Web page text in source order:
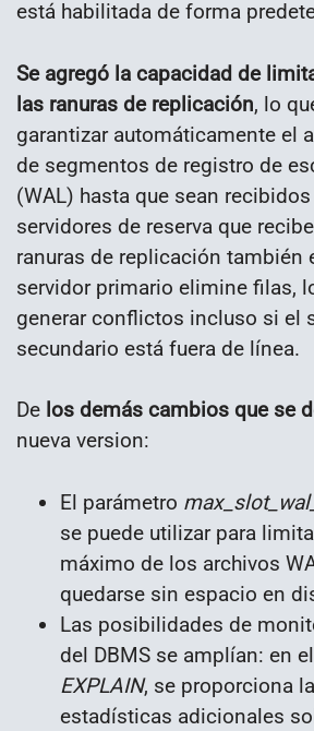
está habilitada de forma
Se agregó la capacidad de
las ranuras de replicación, lo
garantizar automáticamente el
de segmentos de registro de
(WAL) hasta que sean
servidores de reserva que
ranuras de replicación también
servidor primario elimine filas,
generar conflictos incluso si el
secundario está fuera de línea.
De los demás cambios que se
nueva version:
El parámetro
se puede utilizar para
máximo de los archivos
quedarse sin espacio en
Las posibilidades de
del DBMS se amplían: en
EXPLAIN, se proporciona
estadísticas adicionales